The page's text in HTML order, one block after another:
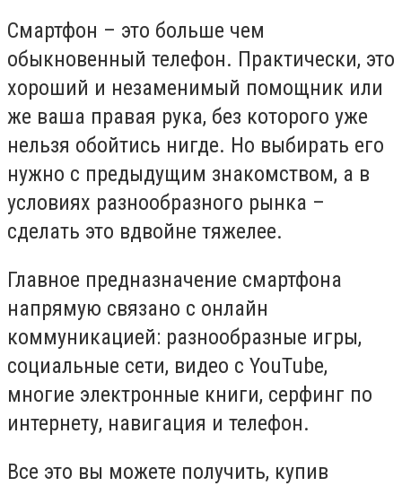
Смартфон – это больше чем
обыкновенный телефон. Практически, это
хороший и незаменимый помощник или
же ваша правая рука, без которого уже
нельзя обойтись нигде. Но выбирать его
нужно с предыдущим знакомством, а в
условиях разнообразного рынка –
сделать это вдвойне тяжелее.
Главное предназначение смартфона
напрямую связано с онлайн
коммуникацией: разнообразные игры,
социальные сети, видео с YouTube,
многие электронные книги, серфинг по
интернету, навигация и телефон.
Все это вы можете получить, купив